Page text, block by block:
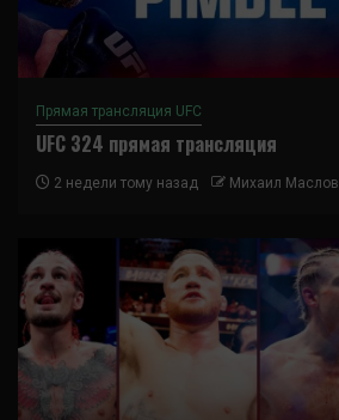
Прямая трансляция UFC
UFC 324 прямая трансляция
2 недели тому назад Михаил Маслов